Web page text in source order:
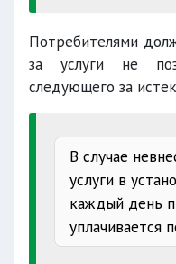
двух
трех
четырех
Потребителями
за услуги не
следующего за
В случае
услуги в
каждый день
уплачивается